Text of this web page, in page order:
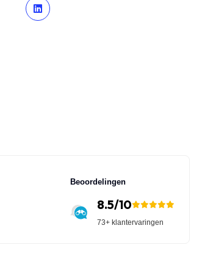
Beoordelingen
8.5/10
73+ klantervaringen